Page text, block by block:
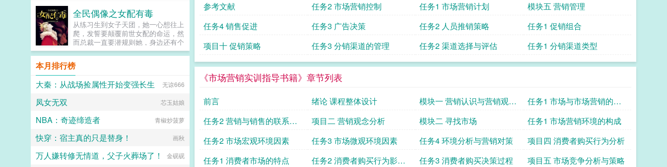
参考文献 任务2 市场营销控制 任务1 市场营销计划
模块五 营销管理
任务4 销售促进
任务3 广告决策 任务2 人员推销策略
任务1 促销组合
项目十 促销策略
任务3 分销渠道的管理 任务2 渠道选择与评估 任务1 分销渠道类型
《市场营销实训指导书籍》章节列表
前言 绪论 课程整体设计
模块一 营销认识与营销观念
的树立
任务1 市场与市场营销的含
义
任务2 营销与销售的联系与
区别
项目二 营销观念分析 模块二 寻找市场
任务1 市场营销环境的构成
任务2 市场宏观环境因素
任务3 市场微观环境因素 任务4 环境分析与营销对策
项目四 消费者购买行为分析
任务1 消费者市场的特点
任务2 消费者购买行为影响
任务3 消费者购买决策过程
项目五 市场竞争分析与策略
的一般，但我改得还行吧？系统你知
道什么叫边缘角色吗？人气大爆角色
算什么边缘角色啊！！！TIPS12100
存稿箱吐章节，偶尔抽空改错字2警
惕祖哥感情牌，他是个狠人3wb短不
拉揪，随机掉落祖哥CG4论坛都会标
注发言时间，精确到秒，有用5是想
简单尝试各种题材的产物，专栏预收
有各个题材，收收菜呗w...
富交换。说白了就是他的钱进了她账
户，她的钱进了他账户还转！不！
回！去！好消息对方是陆洺执，陆氏
集团太子爷，多金，年轻，人还帅。
坏消息这人脾气差，控制欲强，还打
算趁机和她来场合约恋爱。...
全民偶像之女配有毒
从练习生到女子天团，她一心想往上
爬，发誓要颠覆前世女配的命运，然
而总裁一直要潜规则她，身边还有个
未来影视歌巨星在作妖！！！...
本月排行榜
大秦：从战场捡属性开始变强长生
无谅666
凤女无双 芯玉姑娘
NBA：奇迹缔造者 青椒炒菠萝
快穿：宿主真的只是替身！ 画秋
万人嫌转修无情道，父子火葬场了！ 金砚砚